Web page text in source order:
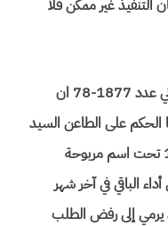
التنفيذ غير ممكن فلا
حيث تبين من أوراق الملف والقرار المطعون فيه الصادر عن محكمة الاستئناف بوجدة بتاريخ 05-06-79 بالملف المدني عدد 1877-78 ان
رفع دعوى أمام المحكمة الابتدائية بوجدة بتاريخ 19-02-77 طلب فيها الحكم على الطاعن السيد
خلفاوي محمد بإتمام البيع المتفق عليه بينهما حول القطعة الأرضية عدد 98 المأخوذة من الرسم العقاري عدد 13224 تحت اسم مربوحة
دفع له كجزء من الثمن 4500 درهم. واتفقا على أداء الباقي في آخر شهر
يرمي إلى رفض الطلب